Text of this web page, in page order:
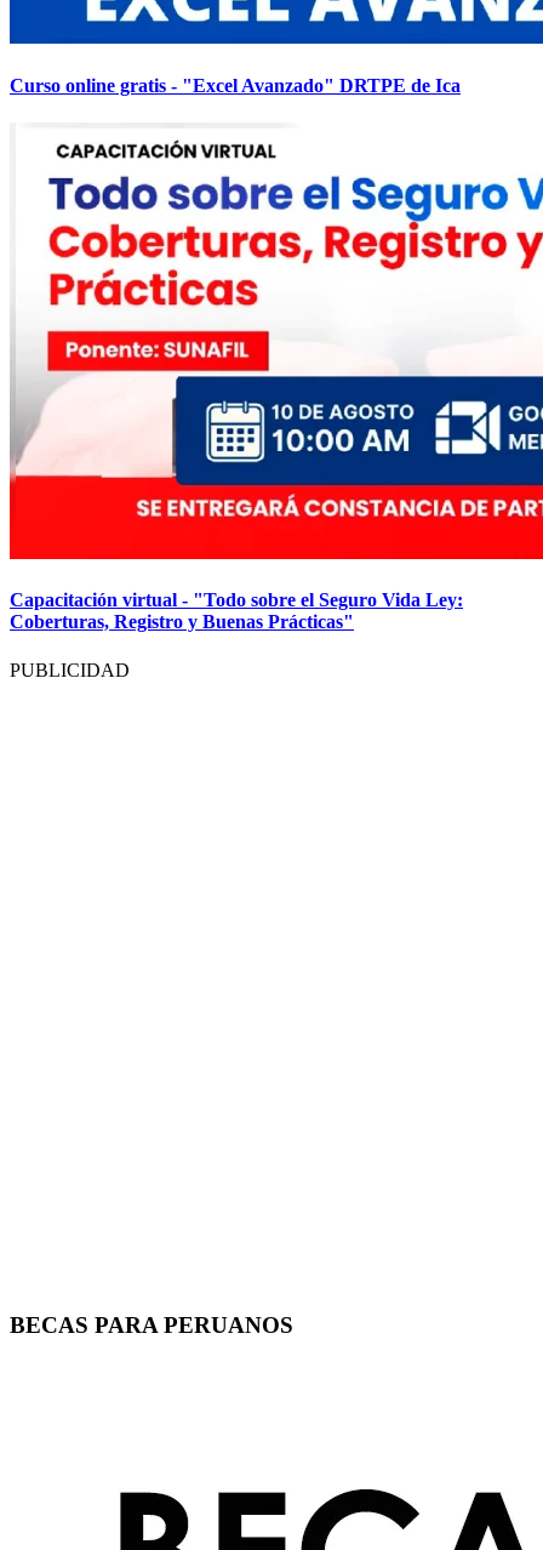
Curso online gratis - "Excel Avanzado" DRTPE de Ica
Capacitación virtual - "Todo sobre el Seguro Vida Ley:
Coberturas, Registro y Buenas Prácticas"
PUBLICIDAD
BECAS PARA PERUANOS